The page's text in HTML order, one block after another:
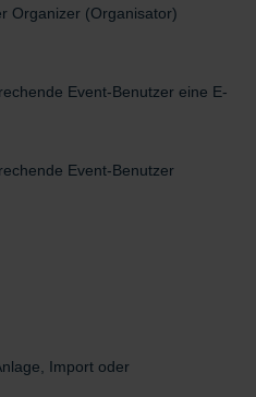
Organizer (Organisator)
Event-Benutzer eine E-
Event-Benutzer
Import oder